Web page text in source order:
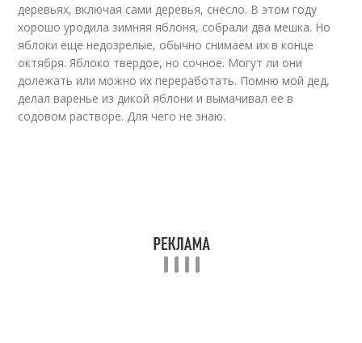
деревьях, включая сами деревья, снесло. В этом году
хорошо уродила зимняя яблоня, собрали два мешка. Но
яблоки еще недозрелые, обычно снимаем их в конце
октября. Яблоко твердое, но сочное. Могут ли они
долежать или можно их переработать. Помню мой дед,
делал варенье из дикой яблони и вымачивал ее в
содовом растворе. Для чего не знаю.